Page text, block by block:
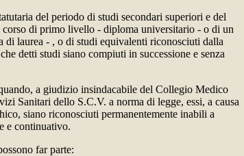
del periodo di studi secondari superiori e del
di primo livello - diploma universitario - o di un
di laurea - , o di studi equivalenti riconosciuti dalla
detti studi siano compiuti in successione e senza
a giudizio insindacabile del Collegio Medico
Sanitari dello S.C.V. a norma di legge, essi, a causa
siano riconosciuti permanentemente inabili a
e continuativo.
far parte: